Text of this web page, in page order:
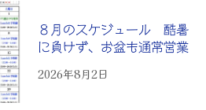
８月のスケジュール 酷暑
に負けず、お盆も通常営業
2026年8月2日